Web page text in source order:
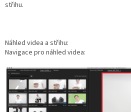
střihu.
Náhled videa
Navigace pro náhled videa: